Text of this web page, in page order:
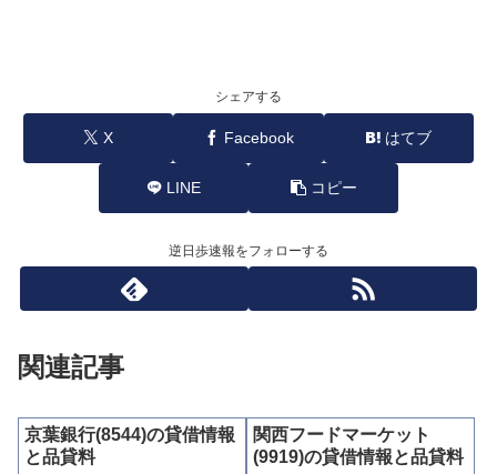
シェアする
X Facebook はてブ
LINE コピー
逆日歩速報をフォローする
関連記事
京葉銀行(8544)の貸借情報
と品貸料
関西フードマーケット
(9919)の貸借情報と品貸料